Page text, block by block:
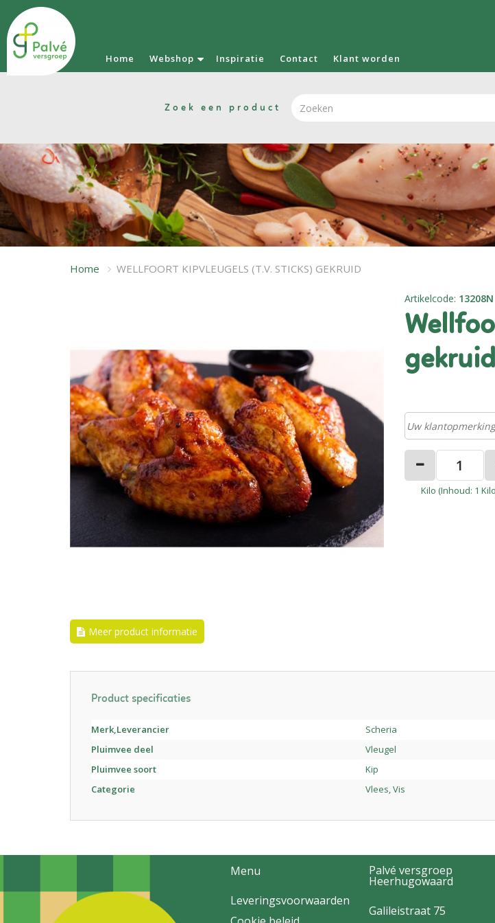
Home Webshop Inspiratie Contact Klant worden
Zoek een product
Home WELLFOORT KIPVLEUGELS (T.V. STICKS) GEKRUID
Meer product informatie
Artikelcode: 13208N
wellfoort kipvleugels (t.v. sticks)
gekruid
Kilo (Inhoud: 1
Product specificaties
Merk,Leverancier
Scheria
Pluimvee deel
Vleugel
Pluimvee soort
Kip
Categorie
Vlees, Vis
Menu
Leveringsvoorwaarden
Palvé versgroep
Heerhugowaard
Galileistraat 75